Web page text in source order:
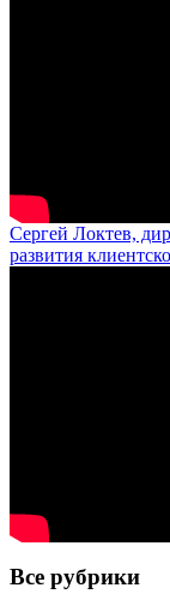
Сергей Локтев,
развития
Все рубрики